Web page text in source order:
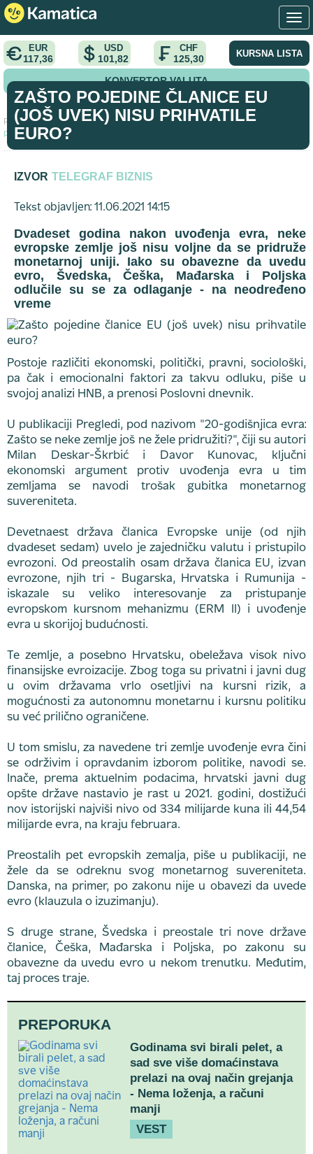
EUR
117,36
USD
101,82
CHF
125,30 KURSNA LISTA
KONVERTOR VALUTA
Početna analiza
Zašto pojedine članice EU (još uvek) nisu
prihvatile euro?
ZAŠTO POJEDINE ČLANICE EU
(JOŠ UVEK) NISU PRIHVATILE
EURO?
IZVOR TELEGRAF BIZNIS
Tekst objavljen: 11.06.2021 14:15
Dvadeset godina nakon uvođenja evra, neke
evropske zemlje još nisu voljne da se pridruže
monetarnoj uniji. Iako su obavezne da uvedu
evro, Švedska, Češka, Mađarska i Poljska
odlučile su se za odlaganje - na neodređeno
vreme
Postoje različiti ekonomski, politički, pravni, sociološki,
pa čak i emocionalni faktori za takvu odluku, piše u
svojoj analizi HNB, a prenosi Poslovni dnevnik.
U publikaciji Pregledi, pod nazivom "20-godišnjica evra:
Zašto se neke zemlje još ne žele pridružiti?", čiji su autori
Milan Deskar-Škrbić i Davor Kunovac, ključni
ekonomski argument protiv uvođenja evra u tim
zemljama se navodi trošak gubitka monetarnog
suvereniteta.
Devetnaest država članica Evropske unije (od njih
dvadeset sedam) uvelo je zajedničku valutu i pristupilo
evrozoni. Od preostalih osam država članica EU, izvan
evrozone, njih tri - Bugarska, Hrvatska i Rumunija -
iskazale su veliko interesovanje za pristupanje
evropskom kursnom mehanizmu (ERM II) i uvođenje
evra u skorijoj budućnosti.
Te zemlje, a posebno Hrvatsku, obeležava visok nivo
finansijske evroizacije. Zbog toga su privatni i javni dug
u ovim državama vrlo osetljivi na kursni rizik, a
mogućnosti za autonomnu monetarnu i kursnu politiku
su već prilično ograničene.
U tom smislu, za navedene tri zemlje uvođenje evra čini
se održivim i opravdanim izborom politike, navodi se.
Inače, prema aktuelnim podacima, hrvatski javni dug
opšte države nastavio je rast u 2021. godini, dostižući
nov istorijski najviši nivo od 334 milijarde kuna ili 44,54
milijarde evra, na kraju februara.
Preostalih pet evropskih zemalja, piše u publikaciji, ne
žele da se odreknu svog monetarnog suvereniteta.
Danska, na primer, po zakonu nije u obavezi da uvede
evro (klauzula o izuzimanju).
S druge strane, Švedska i preostale tri nove države
članice, Češka, Mađarska i Poljska, po zakonu su
obavezne da uvedu evro u nekom trenutku. Međutim,
taj proces traje.
PREPORUKA
Godinama svi birali pelet, a
sad sve više domaćinstava
prelazi na ovaj način grejanja
- Nema loženja, a računi
manji
VEST